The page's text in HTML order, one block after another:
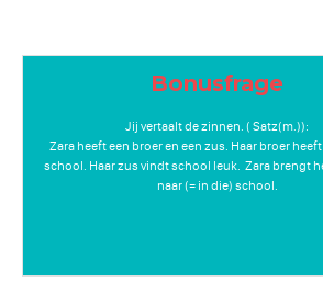
Bonusfrage
Jij vertaalt de zinnen. ( Satz(m.)):
Zara heeft een broer en een zus. Haar broer
school. Haar zus vindt school leuk. Zara brengt
naar (= in die) school.